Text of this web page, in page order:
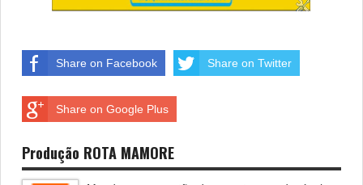
Share on Facebook Share on Twitter
Share on Google Plus
Produção ROTA MAMORE